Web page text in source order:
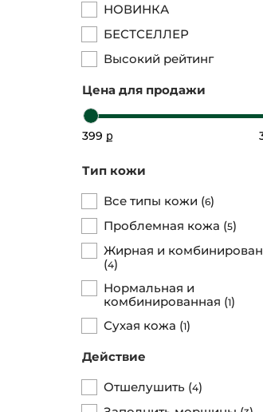
НОВИНКА
БЕСТСЕЛЛЕР
Высокий рейтинг
Цена для продажи
399 ք
Тип кожи
Все типы кожи (6)
Проблемная кожа (5)
Жирная и
(4)
Нормальная и
комбинированная (1)
Сухая кожа (1)
Действие
Отшелушить (4)